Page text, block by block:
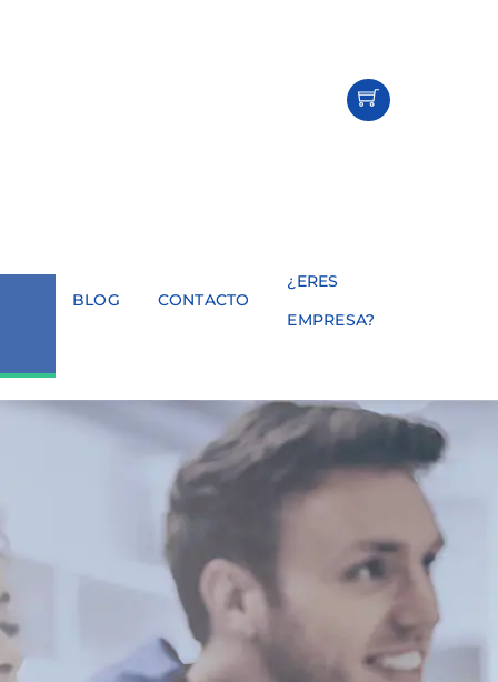
BLOG CONTACTO
¿ERES
EMPRESA?